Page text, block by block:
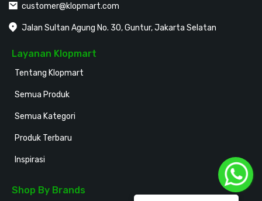
customer@klopmart.com
Jalan Sultan Agung No. 30, Guntur, Jakarta Selatan
Layanan Klopmart
Tentang Klopmart
Semua Produk
Semua Kategori
Produk Terbaru
Inspirasi
Shop By Brands